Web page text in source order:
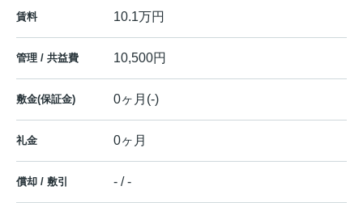
賃料 10.1万円
管理 / 共益費 10,500円
敷金(保証金) 0ヶ月(-)
礼金 0ヶ月
償却 / 敷引 - / -